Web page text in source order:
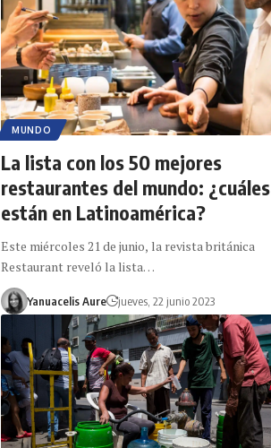
MUNDO
La lista con los 50 mejores
restaurantes del mundo: ¿cuáles
están en Latinoamérica?
Este miércoles 21 de junio, la revista británica
Restaurant reveló la lista…
Yanuacelis Aure jueves, 22 junio 2023